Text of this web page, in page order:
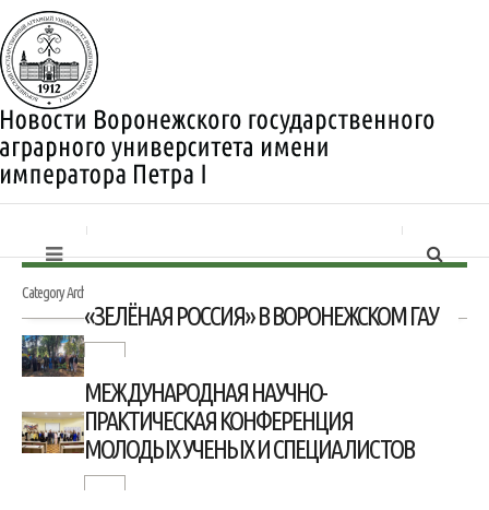
Category Archives:
«ЗЕЛЁНАЯ РОССИЯ» В ВОРОНЕЖСКОМ ГАУ
МЕЖДУНАРОДНАЯ НАУЧНО-
ПРАКТИЧЕСКАЯ КОНФЕРЕНЦИЯ
МОЛОДЫХ УЧЕНЫХ И СПЕЦИАЛИСТОВ